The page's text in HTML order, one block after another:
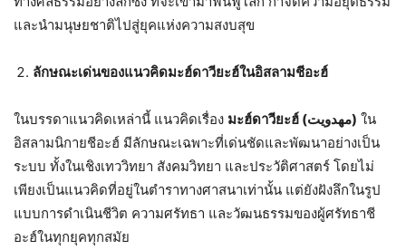
และนำมนุษยชาติไปสู่ยุคแห่งความสงบสุข
ลักษณะเด่นของแนวคิดมะฮ์ดาวียะฮ์ในอิสลามชีอะฮ์
ในบรรดาแนวคิดเหล่านี้ แนวคิดเรื่อง มะฮ์ดาวียะฮ์ (مهدویت) ใน
อิสลามนิกายชีอะฮ์ มีลักษณะเฉพาะที่เด่นชัดและพัฒนาอย่างเป็น
ระบบ ทั้งในเชิงเทววิทยา สังคมวิทยา และประวัติศาสตร์ โดยไม่
เพียงเป็นแนวคิดที่อยู่ในตำราทางศาสนาเท่านั้น แต่ยังฝังลึกในรูป
แบบการดำเนินชีวิต ความศรัทธา และวัฒนธรรมของผู้ศรัทธาชี
อะฮ์ในทุกยุคทุกสมัย